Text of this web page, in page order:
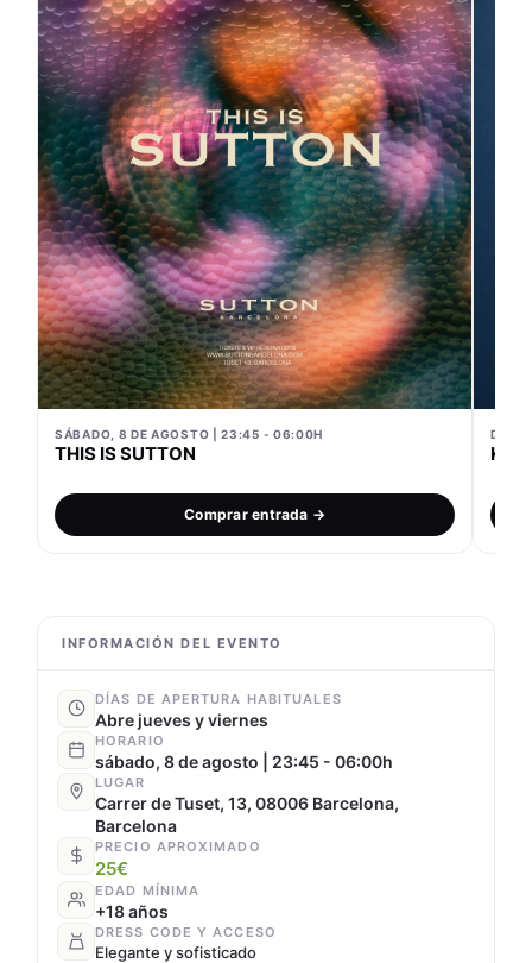
INFORMACIÓN DEL EVENTO
DÍAS DE APERTURA HABITUALES
Abre jueves y viernes
HORARIO
sábado, 8 de agosto | 23:45 - 06:00h
LUGAR
Carrer de Tuset, 13, 08006 Barcelona,
Barcelona
PRECIO APROXIMADO
25€
EDAD MÍNIMA
+18 años
DRESS CODE Y ACCESO
Elegante y sofisticado
SÁBADO, 8 DE AGOSTO | 23:45 - 06:00H
THIS IS SUTTON
Comprar entrada →